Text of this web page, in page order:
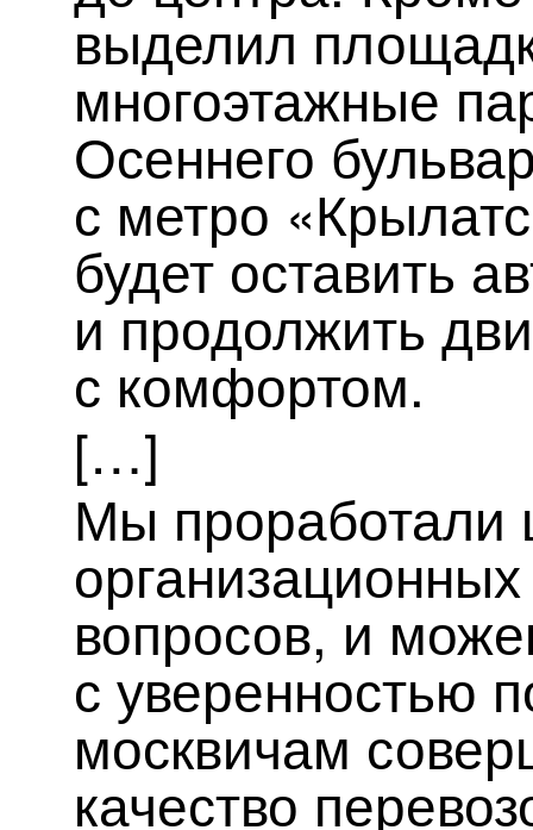
выделил
многоэтажные
Осеннего
с метро
будет оставить
и продолжить
с комфортом.
[…]
Мы проработали
вопросов, и
с уверенностью
москвичам
качество